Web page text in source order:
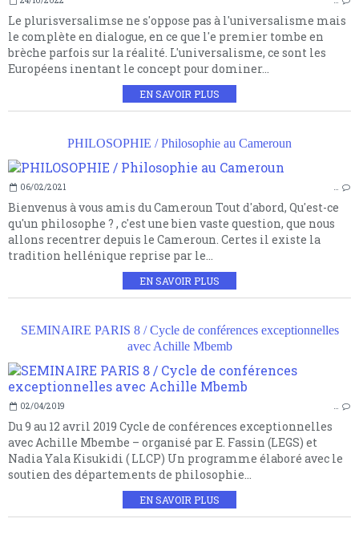
Le plurisversalimse ne s'oppose pas à l'universalisme mais
le complète en dialogue, en ce que l'e premier tombe en
brèche parfois sur la réalité. L'universalisme, ce sont les
Européens inentant le concept pour dominer...
EN SAVOIR PLUS
PHILOSOPHIE / Philosophie au Cameroun
06/02/2021
Bienvenus à vous amis du Cameroun Tout d'abord, Qu'est-ce
qu'un philosophe ? , c'est une bien vaste question, que nous
allons recentrer depuis le Cameroun. Certes il existe la
tradition hellénique reprise par le...
EN SAVOIR PLUS
SEMINAIRE PARIS 8 / Cycle de conférences exceptionnelles
avec Achille Mbemb
02/04/2019
Du 9 au 12 avril 2019 Cycle de conférences exceptionnelles
avec Achille Mbembe – organisé par E. Fassin (LEGS) et
Nadia Yala Kisukidi ( LLCP) Un programme élaboré avec le
soutien des départements de philosophie...
EN SAVOIR PLUS